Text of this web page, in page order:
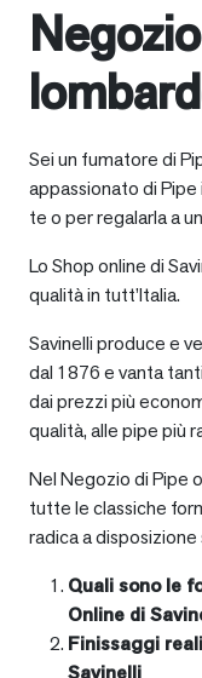
Negozio
Sei un fumatore di
appassionato di Pipe
te o per regalarla a
Lo Shop online di
qualità in tutt’Italia.
Savinelli produce e
dal 1876 e vanta
dai prezzi più
qualità, alle pipe più
Nel Negozio di Pipe
tutte le classiche
radica a
Quali sono le
Online di
Finissaggi
Savinelli